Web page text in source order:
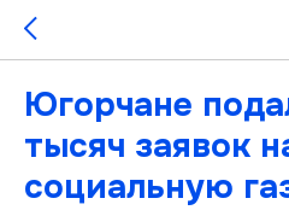
Югорчане
тысяч заявок
социальную